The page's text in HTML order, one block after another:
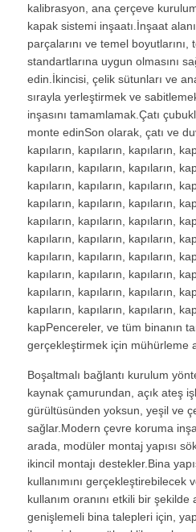
kalibrasyon, ana çerçeve
kapak sistemi inşaatı.İnşaat
parçalarını ve temel
standartlarına uygun olmasını
edin.İkincisi, çelik sütunları ve
sırayla yerleştirmek ve
inşasını tamamlamak.Çatı
monte edinSon olarak, çatı ve
kapıların, kapıların, kapıların,
kapıların, kapıların, kapıların,
kapıların, kapıların, kapıların,
kapıların, kapıların, kapıların,
kapıların, kapıların, kapıların,
kapıların, kapıların, kapıların,
kapıların, kapıların, kapıların,
kapıların, kapıların, kapıların,
kapıların, kapıların, kapıların,
kapıların, kapıların, kapıların,
kapPencereler, ve tüm binanın
gerçekleştirmek için mühürleme
Boşaltmalı bağlantı kurulum
kaynak çamurundan, açık ateş
gürültüsünden yoksun, yeşil ve
sağlar.Modern çevre koruma
arada, modüler montaj yapısı
ikincil montajı destekler.Bina
kullanımını gerçekleştirebilecek
kullanım oranını etkili bir şekilde
genişlemeli bina talepleri için,